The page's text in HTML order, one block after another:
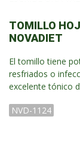
TOMILLO
NOVADIET
El tomillo tiene
resfriados o
excelente tónico
NVD-1124